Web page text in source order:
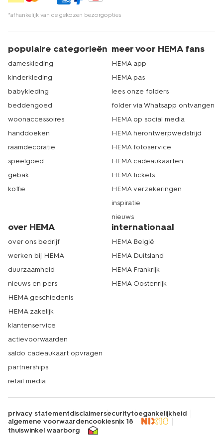
gordijnen
bestellen. Jij kiest de gordijnen die bij jou
passen. En als je ze een tijdje in huis hebt en ze wilt
gordijnen kun je bij HEMA ook terecht voor allerlei
woonartikelen voor je huis. Van keukengerei tot aan het
perfectebruine rolgordijn
. Zowel online als in de 500+
winkels van HEMA heb je genoeg keuze om jouw huis
*afhankelijk van de gekozen bezorgopties
populaire categorieën
dameskleding
kinderkleding
babykleding
beddengoed
woonaccessoires
handdoeken
raamdecoratie
speelgoed
gebak
koffie
meer voor HEMA fans
HEMA app
HEMA pas
lees onze folders
folder via Whatsapp ontvangen
HEMA op social media
HEMA herontwerpwedstrijd
HEMA fotoservice
HEMA cadeaukaarten
HEMA tickets
HEMA verzekeringen
inspiratie
nieuws
over HEMA
over ons bedrijf
werken bij HEMA
duurzaamheid
nieuws en pers
HEMA geschiedenis
HEMA zakelijk
klantenservice
actievoorwaarden
saldo cadeaukaart opvragen
partnerships
retail media
internationaal
HEMA België
HEMA Duitsland
HEMA Frankrijk
HEMA Oostenrijk
privacy statementdisclaimersecuritytoegankelijkheid
algemene voorwaardencookiesnix 18
thuiswinkel waarborg